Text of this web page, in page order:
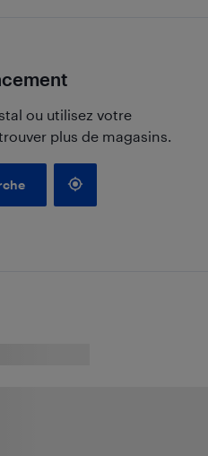
ou utilisez votre
plus de magasins.